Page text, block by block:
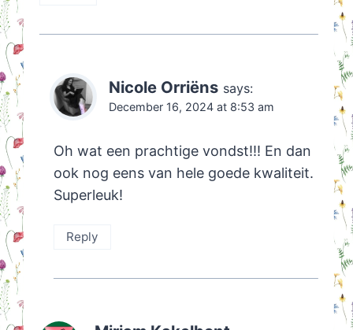
Nicole Orriëns says:
December 16, 2024 at 8:53 am
Oh wat een prachtige vondst!!! En dan
ook nog eens van hele goede kwaliteit.
Superleuk!
Reply